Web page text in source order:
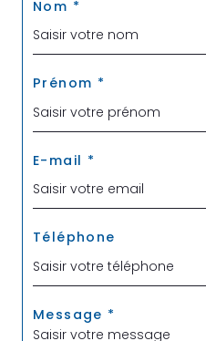
Nom *
Prénom *
E-mail *
Téléphone
Message *